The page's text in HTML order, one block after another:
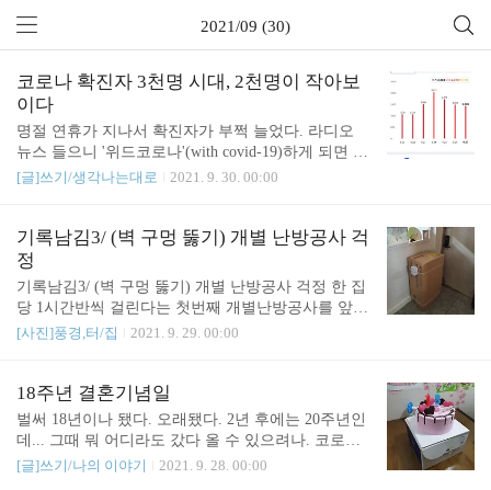
2021/09 (30)
코로나 확진자 3천명 시대, 2천명이 작아보
이다
명절 연휴가 지나서 확진자가 부쩍 늘었다. 라디오
뉴스 들으니 '위드코로나'(with covid-19)하게 되면 하
루 확진자 만명이 될꺼라던데.. 두렵다.
[글]쓰기/생각나는대로 2021. 9. 30. 00:00
기록남김3/ (벽 구멍 뚫기) 개별 난방공사 걱
정
기록남김3/ (벽 구멍 뚫기) 개별 난방공사 걱정 한 집
당 1시간반씩 걸린다는 첫번째 개별난방공사를 앞두
고 걱정이 많았다. - 집순이지만 등하원할 때 집을 잠
면 어쩌나. - 공사 중간에 아이 데릴러 가야하면 어쩌
나. - 종일 벽 뚫는 소음에 시달려야겠구나(1 ~ 15층
까지 다 뚫는다니..) 그런 걱정은 접어야지. 어떻게
된 때에는 이미 공사가 다 끝난 상태일꺼다. 관련글 :
[사진]풍경,터/집 2021. 9. 29. 00:00
18주년 결혼기념일
벌써 18년이나 됐다. 오래됐다. 2년 후에는 20주년인
데... 그때 뭐 어디라도 갔다 올 수 있으려나. 코로나
확진자 3천 시대. 2023년 9월 27일에는 더이상 코로
[글]쓰기/나의 이야기 2021. 9. 28. 00:00